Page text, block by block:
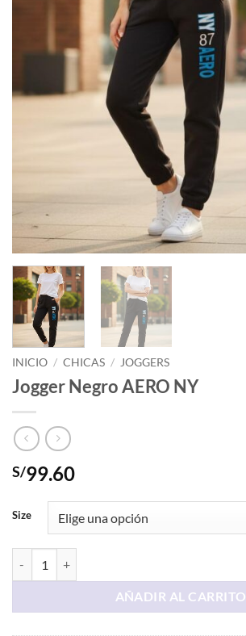
INICIO / CHICAS / JOGGERS
Jogger Negro AERO NY
S/99.60
Size
AÑADIR AL CARRITO